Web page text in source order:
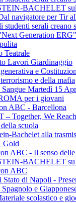
BACHELET sul
navigatore per Tir
studenti serali creano
Generation
Teatrale
Lavori Giardinaggio
e
e della mafia
Martedì 15
per i giovani
ABC - Barcellona
– Together, We
scuola
Bachelet alla
Gold
ABC - Il senso
BACHELET su
ABC
di Napoli -
e
scolastico e